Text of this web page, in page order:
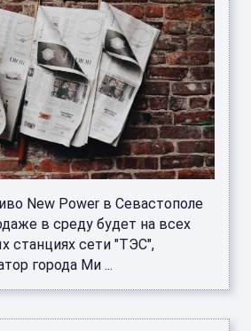
New Power в Севастополе
в среду будет на всех
станциях сети "ТЭС",
города Ми ...